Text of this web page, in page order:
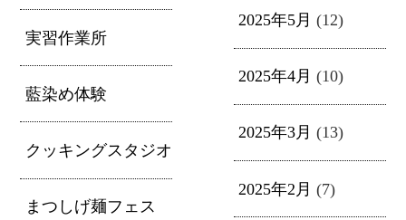
実習作業所
藍染め体験
クッキングスタジオ
まつしげ麺フェス
2025年5月 (12)
2025年4月 (10)
2025年3月 (13)
2025年2月 (7)